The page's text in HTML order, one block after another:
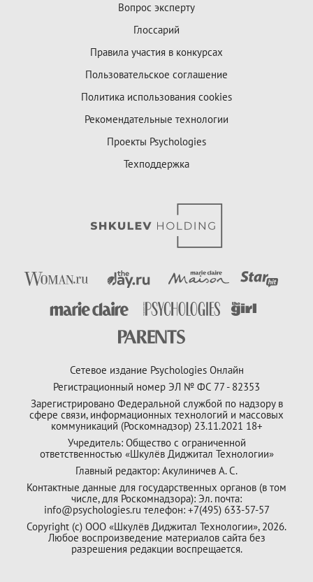
Вопрос эксперту
Глоссарий
Правила участия в конкурсах
Пользовательское соглашение
Политика использования cookies
Рекомендательные технологии
Проекты Psychologies
Техподдержка
Сетевое издание Psychologies Онлайн
Регистрационный номер ЭЛ № ФС 77 - 82353
Зарегистрировано Федеральной службой по надзору в
сфере связи, информационных технологий и массовых
коммуникаций (Роскомнадзор) 23.11.2021 18+
Учредитель: Общество с ограниченной
ответственностью «Шкулёв Диджитал Технологии»
Главный редактор: Акулиничев А. С.
Контактные данные для государственных органов (в том
числе, для Роскомнадзора): Эл. почта:
info@psychologies.ru телефон: +7(495) 633-57-57
Copyright (с) ООО «Шкулёв Диджитал Технологии», 2026.
Любое воспроизведение материалов сайта без
разрешения редакции воспрещается.